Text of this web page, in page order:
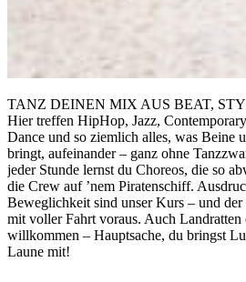
TANZ DEINEN MIX AUS BEAT,
Hier treffen HipHop, Jazz,
Dance und so ziemlich alles, was Beine
bringt, aufeinander – ganz ohne
jeder Stunde lernst du Choreos, die so
die Crew auf ’nem Piratenschiff.
Beweglichkeit sind unser Kurs – und
mit voller Fahrt voraus. Auch Landratten
willkommen – Hauptsache, du bringst
Laune mit!